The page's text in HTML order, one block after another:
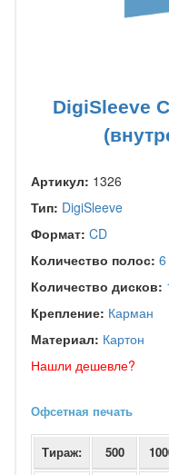
DigiSleeve
Артикул: 1326
Тип: DigiSleeve
Формат: CD
Количество полос:
Количество дисков:
Крепление: Карман
Материал: Картон
Нашли дешевле?
Офсетная печать
Тираж: 500